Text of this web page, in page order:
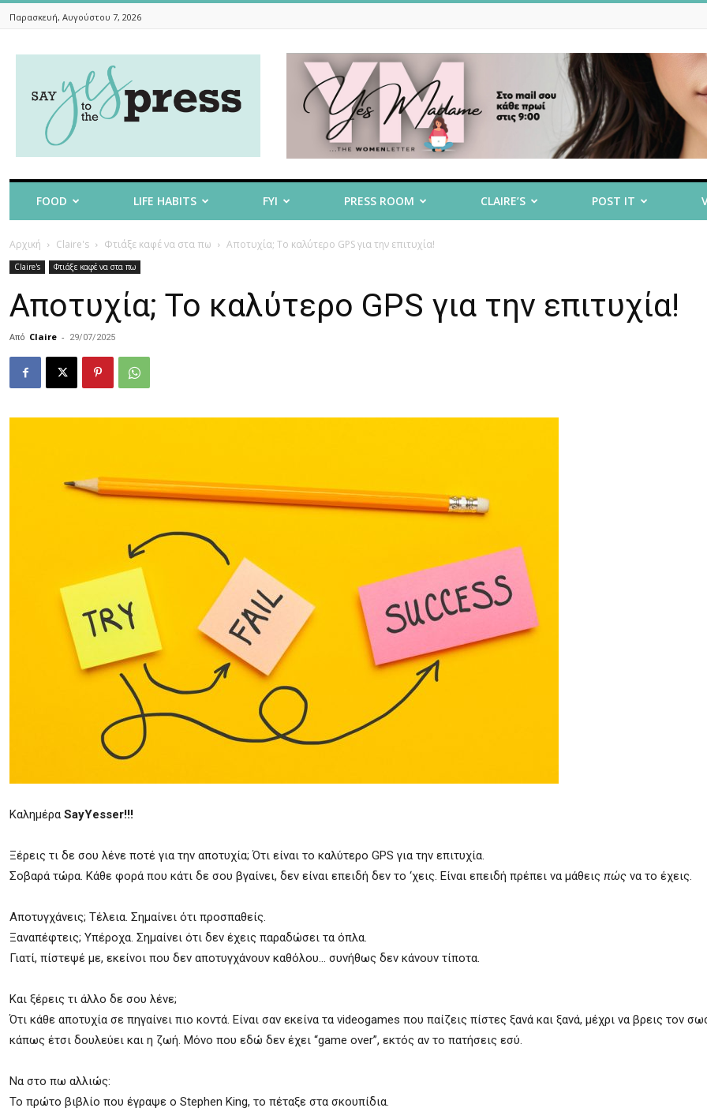
Παρασκευή, Αυγούστου 7, 2026
To
The
FOOD LIFE HABITS FYI PRESS ROOM CLAIRE’S POST IT
Αρχική Claire's Φτιάξε καφέ να στα πω Αποτυχία; Το καλύτερο GPS για την επιτυχία!
Claire's Φτιάξε καφέ να στα πω
Αποτυχία; Το καλύτερο GPS για την επιτυχία!
Από Claire - 29/07/2025
Καλημέρα SayYesser!!!
Ξέρεις τι δε σου λένε ποτέ για την αποτυχία; Ότι είναι το καλύτερο GPS για την επιτυχία.
Σοβαρά τώρα. Κάθε φορά που κάτι δε σου βγαίνει, δεν είναι επειδή δεν το ‘χεις. Είναι επειδή πρέπει να μάθεις πώς να το έχεις.
Αποτυγχάνεις; Τέλεια. Σημαίνει ότι προσπαθείς.
Ξαναπέφτεις; Υπέροχα. Σημαίνει ότι δεν έχεις παραδώσει τα όπλα.
Γιατί, πίστεψέ με, εκείνοι που δεν αποτυγχάνουν καθόλου… συνήθως δεν κάνουν τίποτα.
Και ξέρεις τι άλλο δε σου λένε;
Ότι κάθε αποτυχία σε πηγαίνει πιο κοντά. Είναι σαν εκείνα τα videogames που παίζεις πίστες ξανά και ξανά, μέχρι να βρεις τον
κάπως έτσι δουλεύει και η ζωή. Μόνο που εδώ δεν έχει “game over”, εκτός αν το πατήσεις εσύ.
Να στο πω αλλιώς:
Το πρώτο βιβλίο που έγραψε ο Stephen King, το πέταξε στα σκουπίδια.